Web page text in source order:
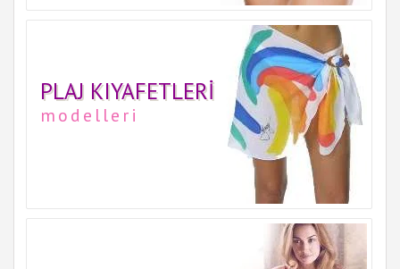
PLAJ KIYAFETLERI
modelleri